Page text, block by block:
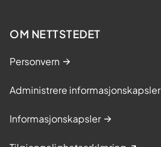
OM NETTSTEDET
Personvern
Administrere informasjonskapsler
Informasjonskapsler